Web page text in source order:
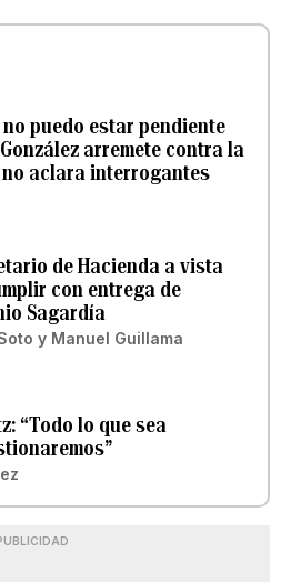
puedo estar pendiente
arremete contra la
aclara interrogantes
de Hacienda a vista
con entrega de
Sagardía
y Manuel Guillama
“Todo lo que sea